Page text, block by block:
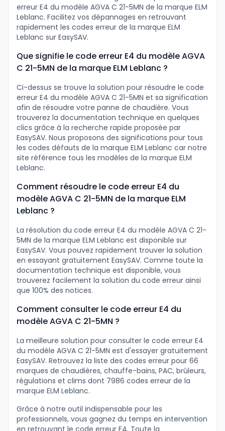
erreur E4 du modèle AGVA C 21-5MN de la marque ELM
Leblanc. Facilitez vos dépannages en retrouvant
rapidement les codes erreur de la marque ELM
Leblanc sur EasySAV.
Que signifie le code erreur E4 du modèle AGVA
C 21-5MN de la marque ELM Leblanc ?
Ci-dessus se trouve la solution pour résoudre le code
erreur E4 du modèle AGVA C 21-5MN et sa signification
afin de résoudre votre panne de chaudière. Vous
trouverez la documentation technique en quelques
clics grâce à la recherche rapide proposée par
EasySAV. Nous proposons des significations pour tous
les codes défauts de la marque ELM Leblanc car notre
site référence tous les modèles de la marque ELM
Leblanc.
Comment résoudre le code erreur E4 du
modèle AGVA C 21-5MN de la marque ELM
Leblanc ?
La résolution du code erreur E4 du modèle AGVA C 21-
5MN de la marque ELM Leblanc est disponible sur
EasySAV. Vous pouvez rapidement trouver la solution
en essayant gratuitement EasySAV. Comme toute la
documentation technique est disponible, vous
trouverez facilement la solution du code erreur ainsi
que 100% des notices.
Comment consulter le code erreur E4 du
modèle AGVA C 21-5MN ?
La meilleure solution pour consulter le code erreur E4
du modèle AGVA C 21-5MN est d'essayer gratuitement
EasySAV. Retrouvez la liste des codes erreur pour 66
marques de chaudières, chauffe-bains, PAC, brûleurs,
régulations et clims dont 7986 codes erreur de la
marque ELM Leblanc.
Grâce à notre outil indispensable pour les
professionnels, vous gagnez du temps en intervention
en retrouvant le code erreur E4. Toute la